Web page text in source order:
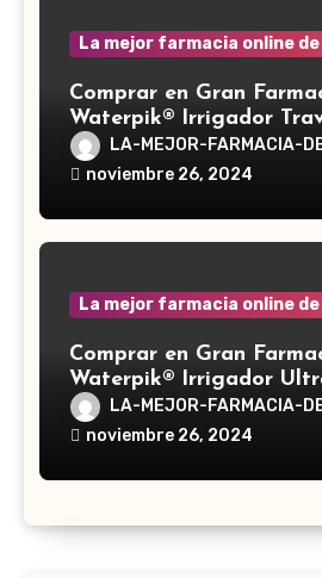
La mejor farmacia online
Comprar en Gran
Waterpik® Irrigador
LA-MEJOR-FARMACIA-
noviembre 26, 2024
La mejor farmacia online
Comprar en Gran
Waterpik® Irrigador
LA-MEJOR-FARMACIA-
noviembre 26, 2024